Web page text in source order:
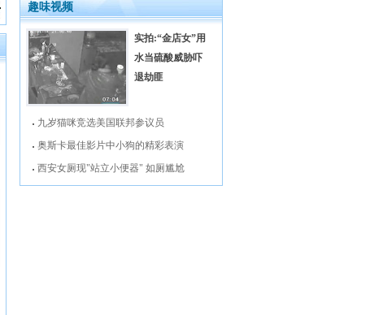
趣味视频
实拍:“金店女”用
水当硫酸威胁吓
退劫匪
九岁猫咪竞选美国联邦参议员
奥斯卡最佳影片中小狗的精彩表演
西安女厕现"站立小便器" 如厕尴尬